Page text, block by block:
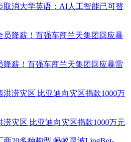
取消大学英语：AI人工智能已可替
降薪！百强车商兰天集团回应暴雷
灾区 比亚迪向灾区捐款1000万元